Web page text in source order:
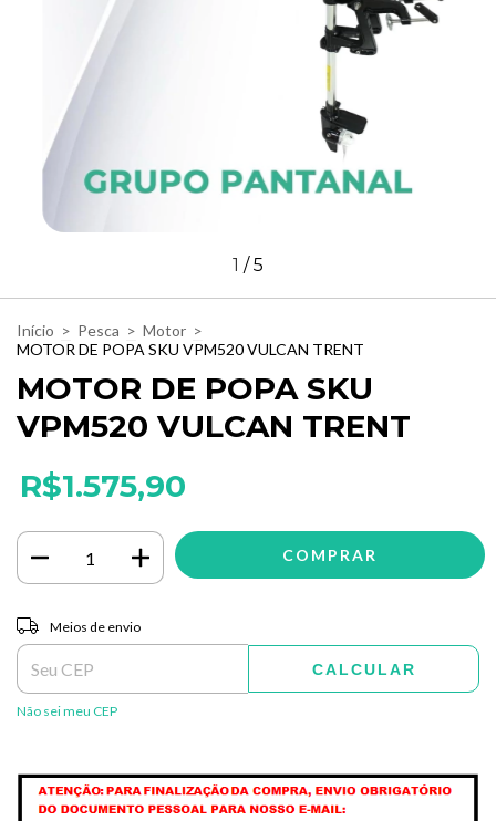
1 /5
Início > Pesca > Motor >
MOTOR DE POPA SKU VPM520 VULCAN TRENT
MOTOR DE POPA SKU
VPM520 VULCAN TRENT
R$1.575,90
Entregas para o CEP:
Meios de envio
CALCULAR
Não sei meu CEP